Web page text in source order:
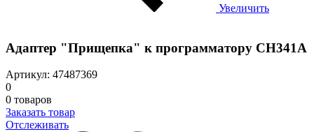
Увеличить
Адаптер "Прищепка" к программатору CH341A
Артикул: 47487369
0
0 товаров
Заказать товар
Отслеживать